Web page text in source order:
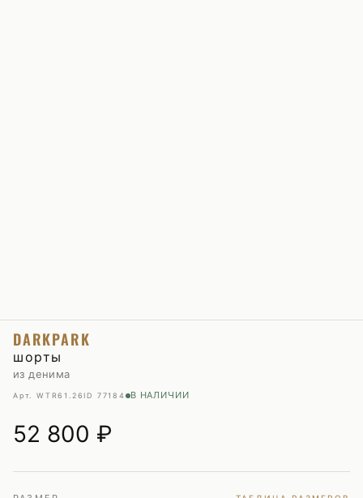
DARKPARK
шорты
из денима
Арт. WTR61.26ID 77184 В НАЛИЧИИ
52 800 ₽